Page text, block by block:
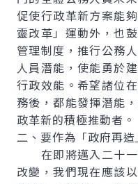
促使行政革新方案能
靈改革」運動外，也
管理制度，推行公務
人員潛能，使能勇於
行政效能。希望諸位
務後，都能發揮潛能
政革新的積極推動者。
二、要作為「政府再
在即將邁入二十一
改變，我們現在應該